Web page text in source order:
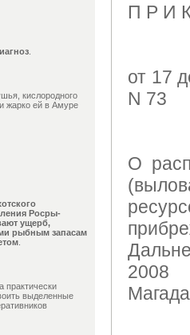
кислородного
жарко ей в Амуре
Росры-
ущерб,
рыбным запасам
практически
выделенные
П Р И
от 17
N 73
О
2008